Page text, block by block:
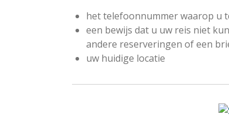
het telefoonnummer waarop u
een bewijs dat u uw reis niet
andere reserveringen of een
uw huidige locatie